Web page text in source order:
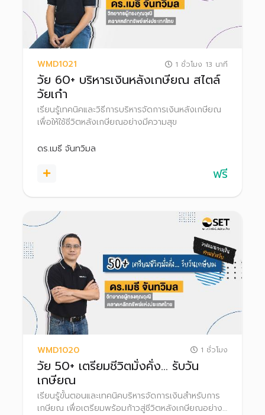
WMD1021 1 ชั่วโมง 13 นาที
วัย 60+ บริหารเงินหลังเกษียณ สไตล์
วัยเก๋า
เรียนรู้เทคนิคและวิธีการบริหารจัดการเงินหลังเกษียณ
เพื่อให้ใช้ชีวิตหลังเกษียณอย่างมีความสุข
ดร.เมธี จันทวิมล
ฟรี
WMD1020 1 ชั่วโมง
วัย 50+ เตรียมชีวิตมั่งคั่ง… รับวัน
เกษียณ
เรียนรู้ขั้นตอนและเทคนิคบริหารจัดการเงินสำหรับการ
เกษียณ เพื่อเตรียมพร้อมก้าวสู่ชีวิตหลังเกษียณอย่างมี